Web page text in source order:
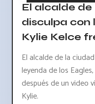
El alcalde
disculpa con
Kylie Kelce
El alcalde de la
leyenda de los
después de un video
Kylie.